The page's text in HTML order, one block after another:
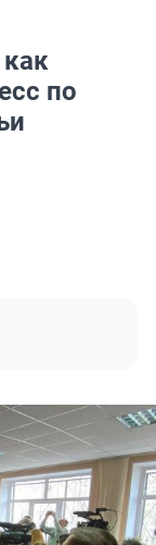
по